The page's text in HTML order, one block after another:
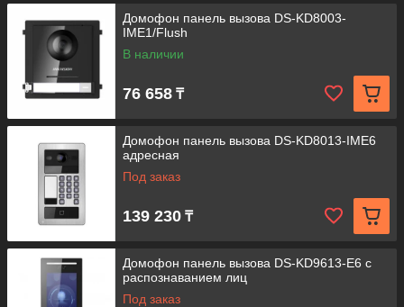
Домофон панель вызова DS-KD8003-
IME1/Flush
В наличии
76 658 ₸
Домофон панель вызова DS-KD8013-IME6
адресная
Под заказ
139 230 ₸
Домофон панель вызова DS-KD9613-E6 с
распознаванием лиц
Под заказ